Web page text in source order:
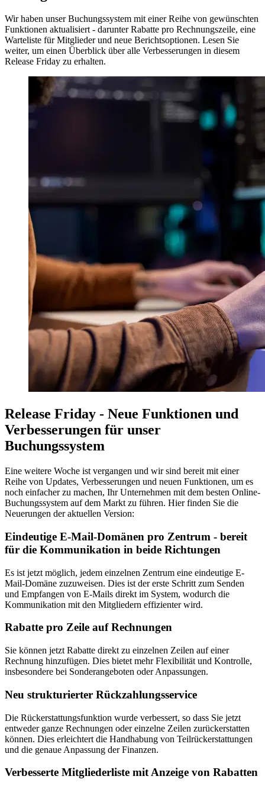
Wir haben unser Buchungssystem mit einer Reihe von gewünschten
Funktionen aktualisiert - darunter Rabatte pro Rechnungszeile, eine
Warteliste für Mitglieder und neue Berichtsoptionen. Lesen Sie
weiter, um einen Überblick über alle Verbesserungen in diesem
Release Friday zu erhalten.
Release Friday - Neue Funktionen und
Verbesserungen für unser
Buchungssystem
Eine weitere Woche ist vergangen und wir sind bereit mit einer
Reihe von Updates, Verbesserungen und neuen Funktionen, um es
noch einfacher zu machen, Ihr Unternehmen mit dem besten Online-
Buchungssystem auf dem Markt zu führen. Hier finden Sie die
Neuerungen der aktuellen Version:
Eindeutige E-Mail-Domänen pro Zentrum - bereit
für die Kommunikation in beide Richtungen
Es ist jetzt möglich, jedem einzelnen Zentrum eine eindeutige E-
Mail-Domäne zuzuweisen. Dies ist der erste Schritt zum Senden
und Empfangen von E-Mails direkt im System, wodurch die
Kommunikation mit den Mitgliedern effizienter wird.
Rabatte pro Zeile auf Rechnungen
Sie können jetzt Rabatte direkt zu einzelnen Zeilen auf einer
Rechnung hinzufügen. Dies bietet mehr Flexibilität und Kontrolle,
insbesondere bei Sonderangeboten oder Anpassungen.
Neu strukturierter Rückzahlungsservice
Die Rückerstattungsfunktion wurde verbessert, so dass Sie jetzt
entweder ganze Rechnungen oder einzelne Zeilen zurückerstatten
können. Dies erleichtert die Handhabung von Teilrückerstattungen
und die genaue Anpassung der Finanzen.
Verbesserte Mitgliederliste mit Anzeige von Rabatten